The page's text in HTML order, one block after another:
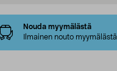
Nouda myymälästä
Ilmainen nouto myymälästä